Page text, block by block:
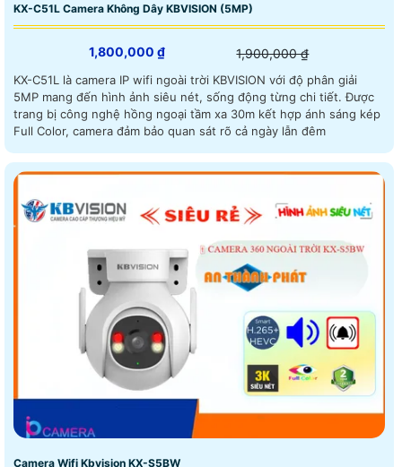
KX-C51L Camera Không Dây KBVISION (5MP)
1,800,000 ₫ 1,900,000 ₫
KX-C51L là camera IP wifi ngoài trời KBVISION với độ phân giải
5MP mang đến hình ảnh siêu nét, sống động từng chi tiết. Được
trang bị công nghệ hồng ngoại tầm xa 30m kết hợp ánh sáng kép
Full Color, camera đảm bảo quan sát rõ cả ngày lẫn đêm
Camera Wifi Kbvision KX-S5BW